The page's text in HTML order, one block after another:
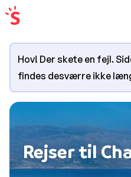
Hov! Der skete en fejl.
findes desværre ikke
Rejser til